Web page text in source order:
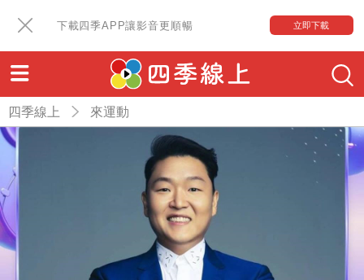
下載四季APP讓影音更順暢 立即下載
四季線上 來運動